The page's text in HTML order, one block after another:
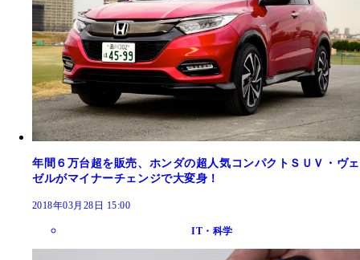
年間６万台超を販売、ホンダの超人気コンパクトＳＵＶ・ヴェ
ゼルがマイナーチェンジで大変身！
2018年03月28日 15:00
IT・科学